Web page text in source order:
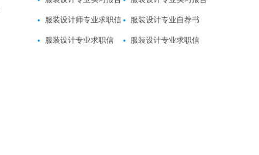
服装设计师专业求职信 服装设计专业自荐书
服装设计专业求职信 服装设计专业求职信